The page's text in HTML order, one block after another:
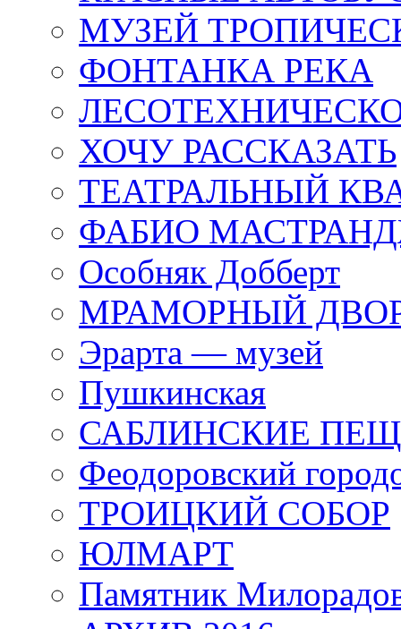
МУЗЕЙ
ФОНТАНКА РЕКА
ХОЧУ РАССКАЗАТЬ
ТЕАТРАЛЬНЫЙ
ФАБИО
Особняк Добберт
МРАМОРНЫЙ
Эрарта — музей
Пушкинская
САБЛИНСКИЕ
Феодоровский
ТРОИЦКИЙ СОБОР
ЮЛМАРТ
Памятник